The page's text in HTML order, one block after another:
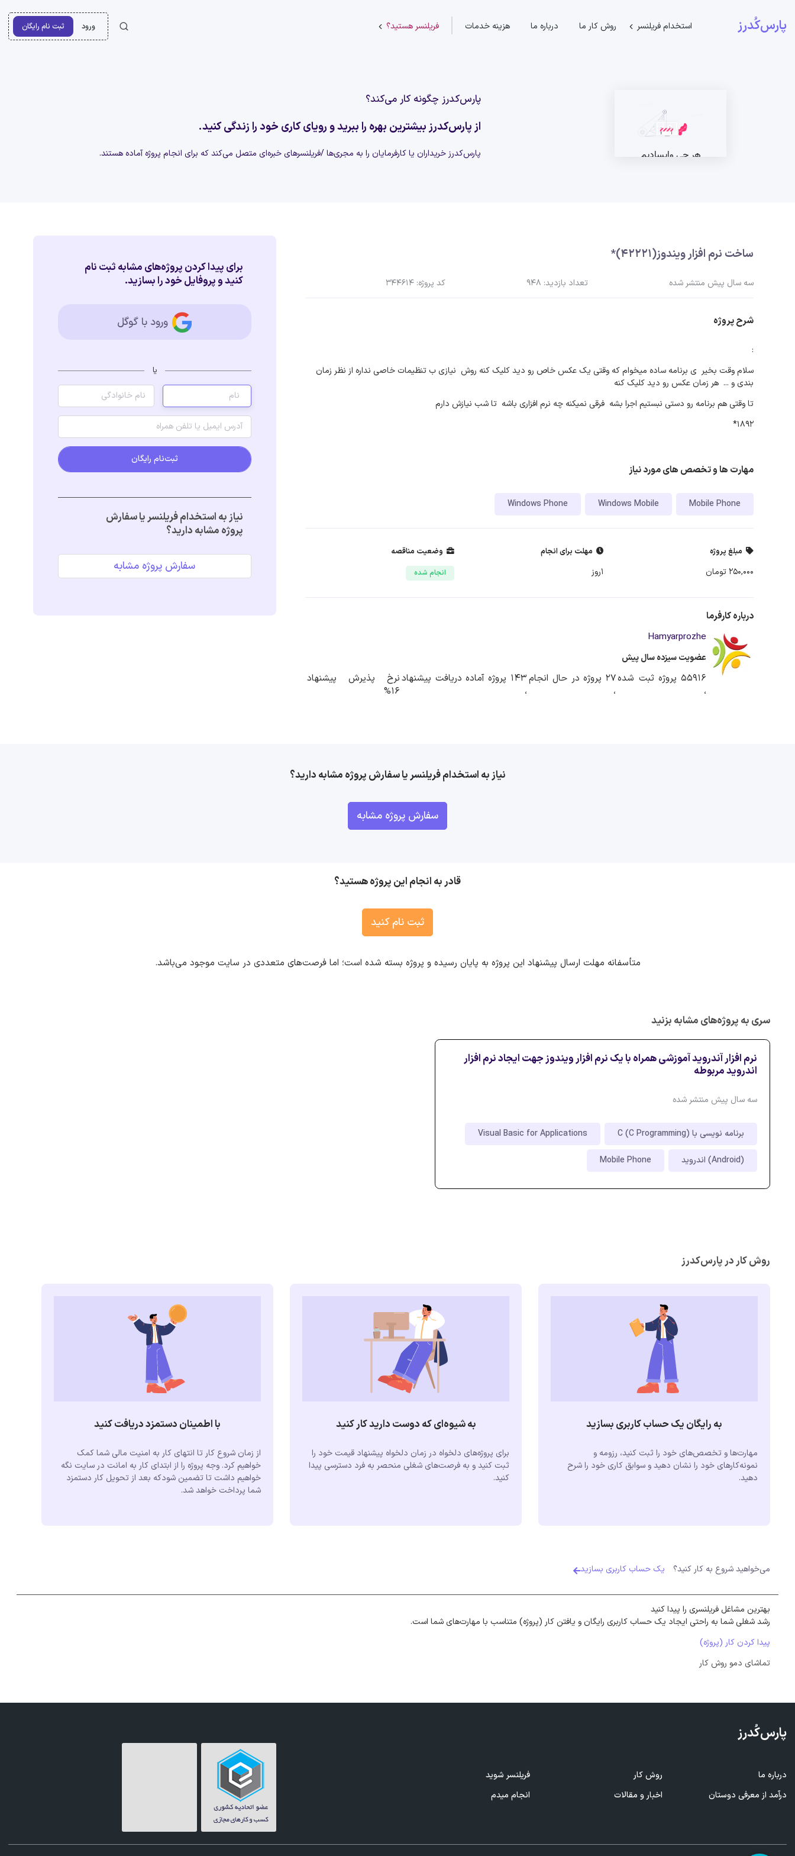
پارس‌کُدرز استخدام فریلنسر روش کار ما درباره ما هزینه خدمات فریلنسر هستید؟ ورود ثبت نام رایگان
پارس‌کدرز چگونه کار می‌کند؟
از پارس‌کدرز بیشترین بهره را ببرید و رویای کاری خود را زندگی کنید.
پارس‌کدرز خریداران یا کارفرمایان را به مجری‌ها /فریلنسرهای خبره‌ای متصل می‌کند که برای انجام پروژه آماده هستند.
ساخت نرم افزار ویندوز(42221)*
سه سال پیش منتشر شده تعداد بازدید: 948 کد پروژه: 344614
شرح پروژه
:
سلام وقت بخیر ی برنامه ساده میخوام که وقتی یک عکس خاص رو دید کلیک کنه روش نیازی ب تنظیمات خاصی نداره از نظر زمان
بندی و ... هر زمان عکس رو دید کلیک کنه
تا وقتی هم برنامه رو دستی نبستیم اجرا بشه فرقی نمیکنه چه نرم افزاری باشه تا شب نیازش دارم
1892*
مهارت ها و تخصص های مورد نیاز
Mobile Phone
Windows Mobile
Windows Phone
مبلغ پروژه
250,000 تومان
مهلت برای انجام
1روز
وضعیت مناقصه
انجام شده
درباره کارفرما
Hamyarprozhe
عضویت سیزده سال پیش
55916 پروژه ثبت شده
،
27 پروژه در حال انجام
،
143 پروژه آماده دریافت پیشنهاد
،
نرخ پذیرش پیشنهاد
16%
برای پیدا کردن پروژه‌های مشابه ثبت نام
کنید و پروفایل خود را بسازید.
ورود با گوگل
یا
ثبت‌نام رایگان
نیاز به استخدام فریلنسر یا سفارش
پروژه مشابه دارید؟
سفارش پروژه مشابه
نیاز به استخدام فریلنسر یا سفارش پروژه مشابه دارید؟
سفارش پروژه مشابه
قادر به انجام این پروژه هستید؟
ثبت نام کنید
متأسفانه مهلت ارسال پیشنهاد این پروژه به پایان رسیده و پروژه بسته شده است؛ اما فرصت‌های متعددی در سایت موجود می‌باشد.
سری به پروژه‌های مشابه بزنید
نرم افزار آندروید آموزشی همراه با یک نرم افزار ویندوز جهت ایجاد نرم افزار
اندروید مربوطه
سه سال پیش منتشر شده
برنامه نویسی با C (C Programming) Visual Basic for Applications
اندروید (Android) Mobile Phone
روش کار در پارس‌کدرز
به رایگان یک حساب کاربری بسازید
مهارت‌ها و تخصص‌های خود را ثبت کنید، رزومه و
نمونه‌کارهای خود را نشان دهید و سوابق کاری خود را شرح
دهید.
به شیوه‌ای که دوست دارید کار کنید
برای پروژه‌های دلخواه در زمان دلخواه پیشنهاد قیمت خود را
ثبت کنید و به فرصت‌های شغلی منحصر به فرد دسترسی پیدا
کنید.
با اطمینان دستمزد دریافت کنید
از زمان شروع کار تا انتهای کار به امنیت مالی شما کمک
خواهیم کرد. وجه پروژه را از ابتدای کار به امانت در سایت نگه
خواهیم داشت تا تضمین شودکه بعد از تحویل کار دستمزد
شما پرداخت خواهد شد.
می‌خواهید شروع به کار کنید؟ یک حساب کاربری بسازید
بهترین مشاغل فریلنسری را پیدا کنید
رشد شغلی شما به راحتی ایجاد یک حساب کاربری رایگان و یافتن کار (پروژه) متناسب با مهارت‌های شما است.
پیدا کردن کار (پروژه)
تماشای دمو روش کار
پارس‌کُدرز
درباره ما روش کار
فریلنسر شوید
درآمد از معرفی دوستان اخبار و مقالات انجام میدم